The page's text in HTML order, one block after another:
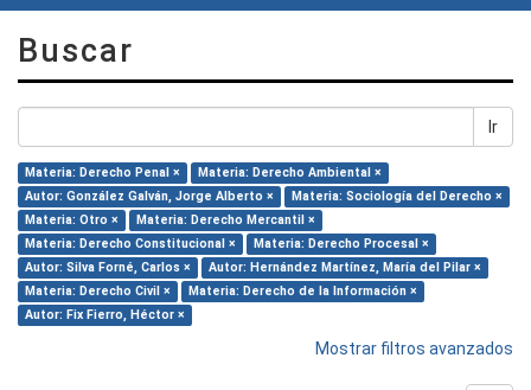
Buscar
Ir
Materia: Derecho Penal ×
Materia: Derecho Ambiental ×
Autor: González Galván, Jorge Alberto ×
Materia: Sociología del Derecho ×
Materia: Otro ×
Materia: Derecho Mercantil ×
Materia: Derecho Constitucional ×
Materia: Derecho Procesal ×
Autor: Silva Forné, Carlos ×
Autor: Hernández Martínez, María del Pilar ×
Materia: Derecho Civil ×
Materia: Derecho de la Información ×
Autor: Fix Fierro, Héctor ×
Mostrar filtros avanzados